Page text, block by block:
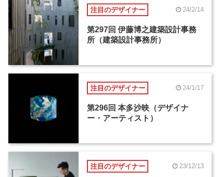
注目のデザイナー 24/2/14
第297回 伊藤博之建築設計事務
所（建築設計事務所）
注目のデザイナー 24/1/17
第296回 本多沙映（デザイナ
ー・アーティスト）
注目のデザイナー 23/12/13